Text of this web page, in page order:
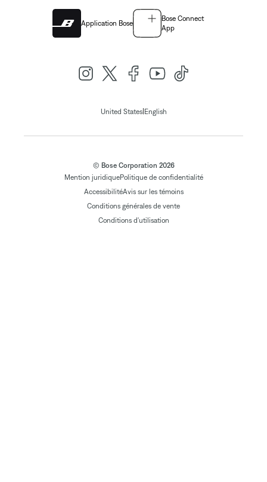
Application Bose
Bose Connect
App
United States| English
© Bose Corporation 2026
Mention juridiquePolitique de confidentialité
AccessibilitéAvis sur les témoins
Conditions générales de vente
Conditions d'utilisation